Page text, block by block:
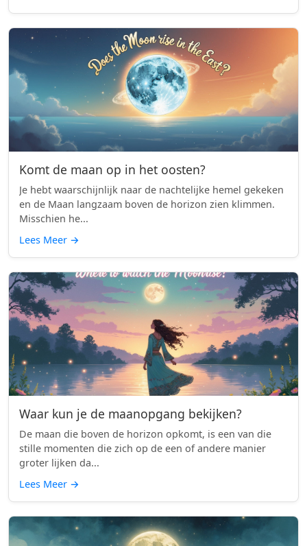
Komt de maan op in het oosten?
Je hebt waarschijnlijk naar de nachtelijke hemel gekeken
en de Maan langzaam boven de horizon zien klimmen.
Misschien he...
Lees Meer →
Waar kun je de maanopgang bekijken?
De maan die boven de horizon opkomt, is een van die
stille momenten die zich op de een of andere manier
groter lijken da...
Lees Meer →